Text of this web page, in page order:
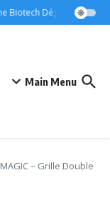
Biotech Dégraissant
Main Menu
– Grille Double